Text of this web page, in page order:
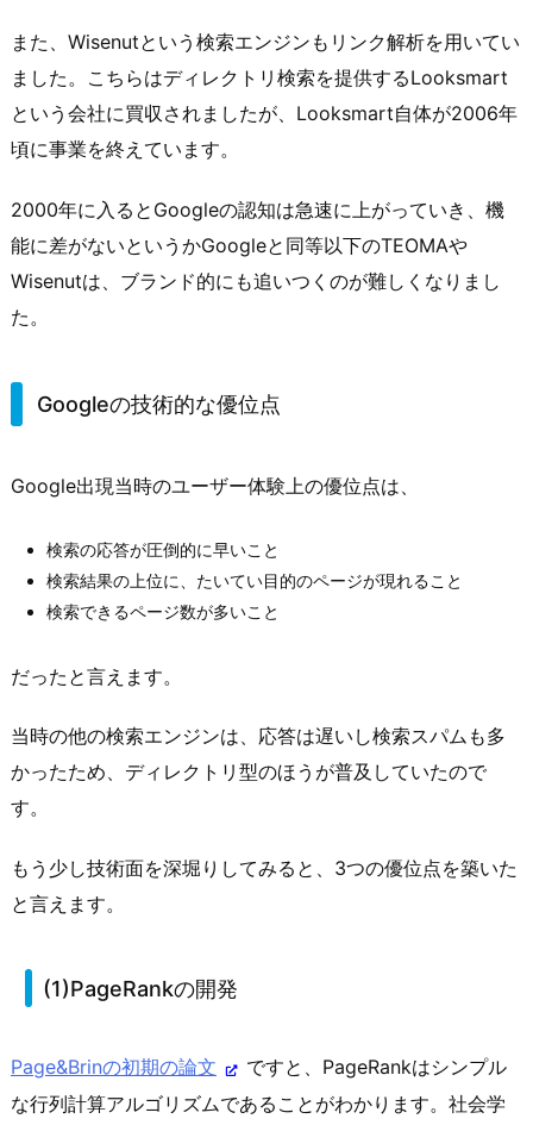
また、Wisenutという検索エンジンもリンク解析を用いてい
ました。こちらはディレクトリ検索を提供するLooksmart
という会社に買収されましたが、Looksmart自体が2006年
頃に事業を終えています。
2000年に入るとGoogleの認知は急速に上がっていき、機
能に差がないというかGoogleと同等以下のTEOMAや
Wisenutは、ブランド的にも追いつくのが難しくなりまし
た。
Googleの技術的な優位点
Google出現当時のユーザー体験上の優位点は、
検索の応答が圧倒的に早いこと
検索結果の上位に、たいてい目的のページが現れること
検索できるページ数が多いこと
だったと言えます。
当時の他の検索エンジンは、応答は遅いし検索スパムも多
かったため、ディレクトリ型のほうが普及していたので
す。
もう少し技術面を深堀りしてみると、3つの優位点を築いた
と言えます。
(1)PageRankの開発
Page&Brinの初期の論文
ですと、PageRankはシンプル
な行列計算アルゴリズムであることがわかります。社会学